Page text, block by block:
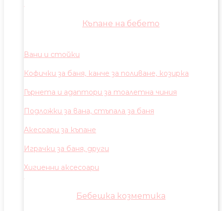
Къпане на бебето
Вани и стойки
Кофички за баня, канче за поливане, козирка
Гърнета и адаптори за тоалетна чиния
Подложки за вана, стъпала за баня
Акесоари за къпане
Играчки за баня, други
Хигиенни аксесоари
Бебешка козметика